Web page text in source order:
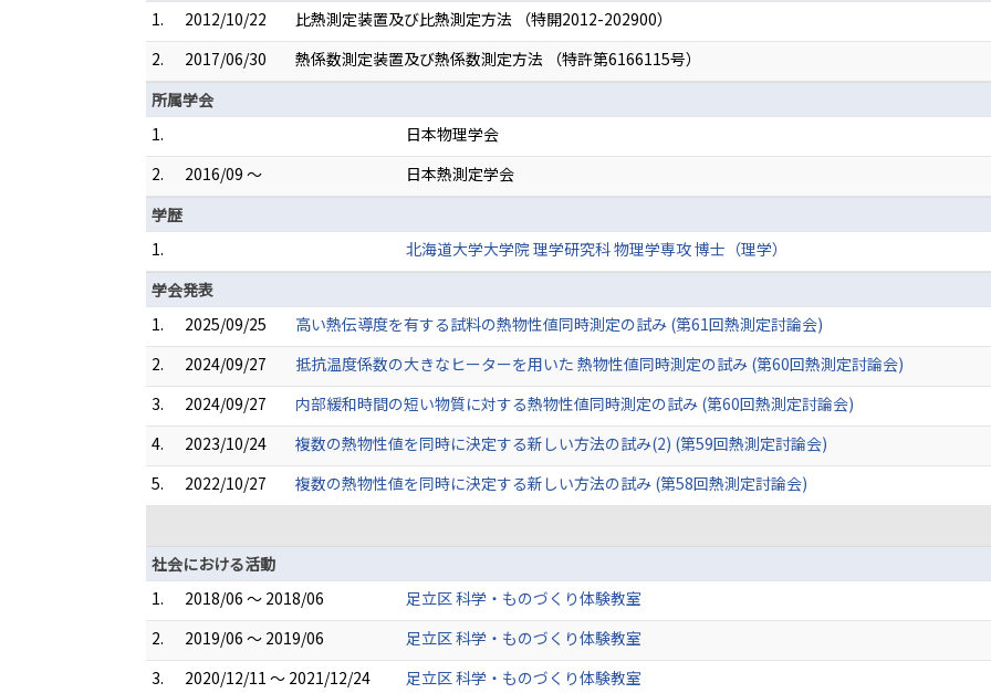
1.
2012/10/22
比熱測定装置及び比熱測定方法 （特開2012-202900）
2.
2017/06/30
熱係数測定装置及び熱係数測定方法 （特許第6166115号）
所属学会
1.
日本物理学会
2.
2016/09 ～
日本熱測定学会
学歴
1.
北海道大学大学院 理学研究科 物理学専攻 博士（理学）
学会発表
1.
2025/09/25
⾼い熱伝導度を有する試料の熱物性値同時測定の試み (第61回熱測定討論会)
2.
2024/09/27
抵抗温度係数の大きなヒーターを用いた 熱物性値同時測定の試み (第60回熱測定討論会)
3.
2024/09/27
内部緩和時間の短い物質に対する熱物性値同時測定の試み (第60回熱測定討論会)
4.
2023/10/24
複数の熱物性値を同時に決定する新しい方法の試み(2) (第59回熱測定討論会)
5.
2022/10/27
複数の熱物性値を同時に決定する新しい方法の試み (第58回熱測定討論会)
社会における活動
1.
2018/06 ～ 2018/06
足立区 科学・ものづくり体験教室
2.
2019/06 ～ 2019/06
足立区 科学・ものづくり体験教室
3.
2020/12/11 ～ 2021/12/24 足立区 科学・ものづくり体験教室